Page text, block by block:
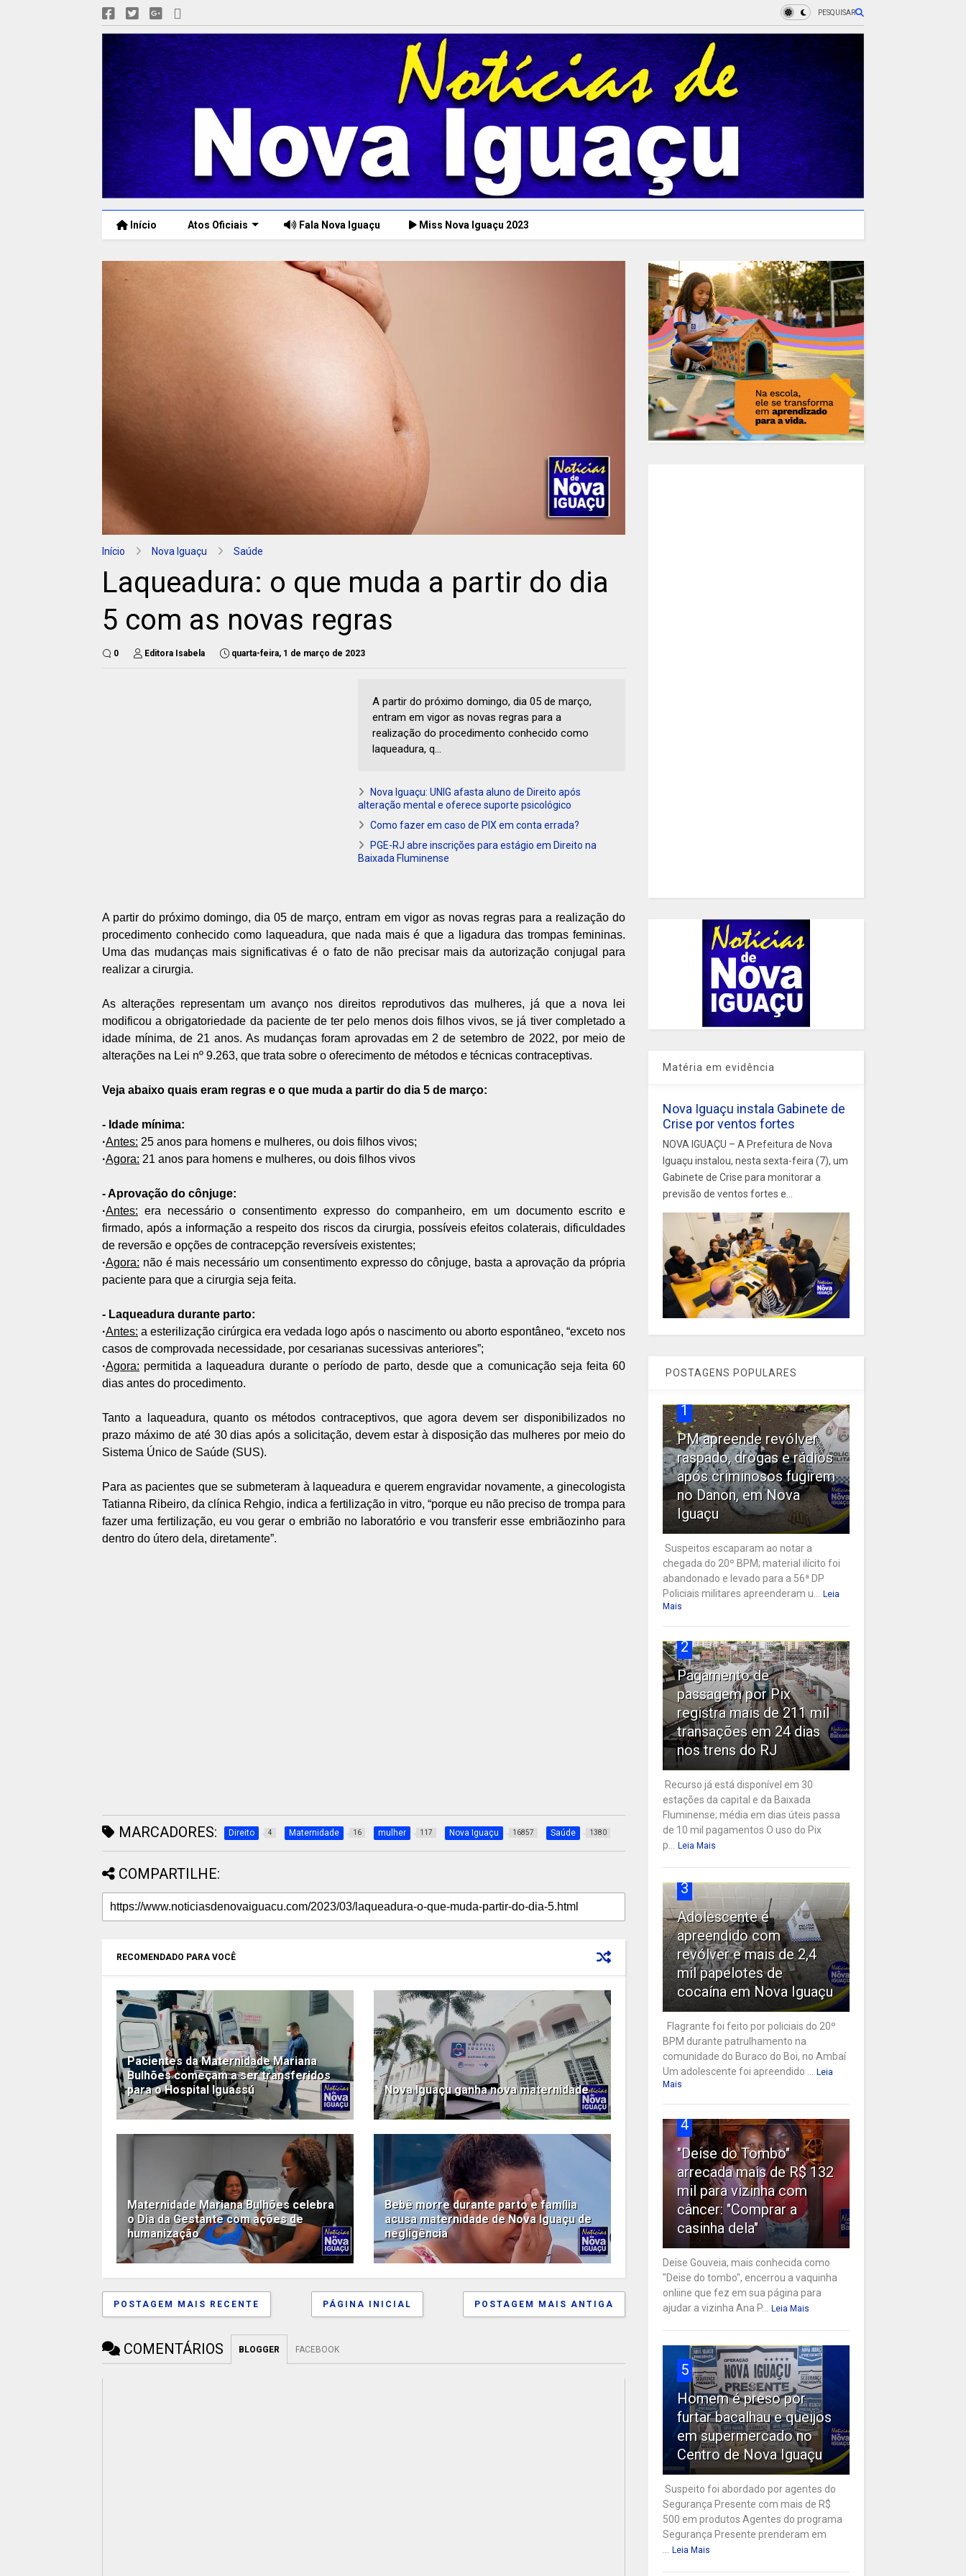
PESQUISAR
Início Atos Oficiais Fala Nova Iguaçu Miss Nova Iguaçu 2023
Início Nova Iguaçu Saúde
Laqueadura: o que muda a partir do dia
5 com as novas regras
0 Editora Isabela quarta-feira, 1 de março de 2023
A partir do próximo domingo, dia 05 de março,
entram em vigor as novas regras para a
realização do procedimento conhecido como
laqueadura, q...
Nova Iguaçu: UNIG afasta aluno de Direito após
alteração mental e oferece suporte psicológico
Como fazer em caso de PIX em conta errada?
PGE-RJ abre inscrições para estágio em Direito na
Baixada Fluminense
A partir do próximo domingo, dia 05 de março, entram em vigor as novas regras para a realização do
procedimento conhecido como laqueadura, que nada mais é que a ligadura das trompas femininas.
Uma das mudanças mais significativas é o fato de não precisar mais da autorização conjugal para
realizar a cirurgia.
As alterações representam um avanço nos direitos reprodutivos das mulheres, já que a nova lei
modificou a obrigatoriedade da paciente de ter pelo menos dois filhos vivos, se já tiver completado a
idade mínima, de 21 anos. As mudanças foram aprovadas em 2 de setembro de 2022, por meio de
alterações na Lei nº 9.263, que trata sobre o oferecimento de métodos e técnicas contraceptivas.
Veja abaixo quais eram regras e o que muda a partir do dia 5 de março:
- Idade mínima:
·Antes: 25 anos para homens e mulheres, ou dois filhos vivos;
·Agora: 21 anos para homens e mulheres, ou dois filhos vivos
- Aprovação do cônjuge:
·Antes: era necessário o consentimento expresso do companheiro, em um documento escrito e
firmado, após a informação a respeito dos riscos da cirurgia, possíveis efeitos colaterais, dificuldades
de reversão e opções de contracepção reversíveis existentes;
·Agora: não é mais necessário um consentimento expresso do cônjuge, basta a aprovação da própria
paciente para que a cirurgia seja feita.
- Laqueadura durante parto:
·Antes: a esterilização cirúrgica era vedada logo após o nascimento ou aborto espontâneo, “exceto nos
casos de comprovada necessidade, por cesarianas sucessivas anteriores”;
·Agora: permitida a laqueadura durante o período de parto, desde que a comunicação seja feita 60
dias antes do procedimento.
Tanto a laqueadura, quanto os métodos contraceptivos, que agora devem ser disponibilizados no
prazo máximo de até 30 dias após a solicitação, devem estar à disposição das mulheres por meio do
Sistema Único de Saúde (SUS).
Para as pacientes que se submeteram à laqueadura e querem engravidar novamente, a ginecologista
Tatianna Ribeiro, da clínica Rehgio, indica a fertilização in vitro, “porque eu não preciso de trompa para
fazer uma fertilização, eu vou gerar o embrião no laboratório e vou transferir esse embriãozinho para
dentro do útero dela, diretamente”.
MARCADORES: Direito 4 Maternidade 16 mulher 117 Nova Iguaçu 16857 Saúde 1380
COMPARTILHE:
RECOMENDADO PARA VOCÊ
Pacientes da Maternidade Mariana
Bulhões começam a ser transferidos
para o Hospital Iguassú
Nova Iguaçu ganha nova maternidade
Maternidade Mariana Bulhões celebra
o Dia da Gestante com ações de
humanização
Bebê morre durante parto e família
acusa maternidade de Nova Iguaçu de
negligência
POSTAGEM MAIS RECENTE POSTAGEM MAIS ANTIGA
PÁGINA INICIAL
COMENTÁRIOS BLOGGER FACEBOOK
Matéria em evidência
Nova Iguaçu instala Gabinete de
Crise por ventos fortes
NOVA IGUAÇU – A Prefeitura de Nova
Iguaçu instalou, nesta sexta-feira (7), um
Gabinete de Crise para monitorar a
previsão de ventos fortes e...
POSTAGENS POPULARES
1
PM apreende revólver
raspado, drogas e rádios
após criminosos fugirem
no Danon, em Nova
Iguaçu
Suspeitos escaparam ao notar a
chegada do 20º BPM; material ilícito foi
abandonado e levado para a 56ª DP
Policiais militares apreenderam u...
Leia
Mais
2
Pagamento de
passagem por Pix
registra mais de 211 mil
transações em 24 dias
nos trens do RJ
Recurso já está disponível em 30
estações da capital e da Baixada
Fluminense; média em dias úteis passa
de 10 mil pagamentos O uso do Pix
p...
Leia Mais
3
Adolescente é
apreendido com
revólver e mais de 2,4
mil papelotes de
cocaína em Nova Iguaçu
Flagrante foi feito por policiais do 20º
BPM durante patrulhamento na
comunidade do Buraco do Boi, no Ambaí
Um adolescente foi apreendido ...
Leia
Mais
4
"Deise do Tombo"
arrecada mais de R$ 132
mil para vizinha com
câncer: "Comprar a
casinha dela"
Deise Gouveia, mais conhecida como
"Deise do tombo", encerrou a vaquinha
onliine que fez em sua página para
ajudar a vizinha Ana P...
Leia Mais
5
Homem é preso por
furtar bacalhau e queijos
em supermercado no
Centro de Nova Iguaçu
Suspeito foi abordado por agentes do
Segurança Presente com mais de R$
500 em produtos Agentes do programa
Segurança Presente prenderam em
Leia Mais